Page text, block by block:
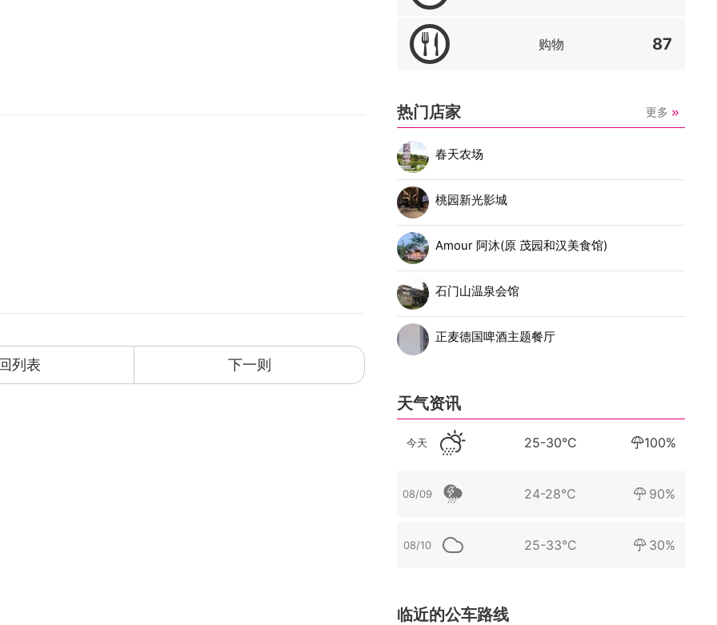
列表 下一则
购物 87
热门店家 更多
春天农场
桃园新光影城
Amour 阿沐(原 茂园和汉美食馆)
石门山温泉会馆
正麦德国啤酒主题餐厅
天气资讯
今天 25-30°C 100%
08/09 24-28°C 90%
08/10 25-33°C 30%
临近的公车路线